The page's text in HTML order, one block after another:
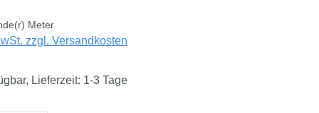
Meter
zzgl. Versandkosten
Lieferzeit: 1-3 Tage